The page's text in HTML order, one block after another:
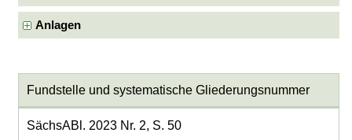
Anlagen
Fundstelle und systematische Gliederungsnummer
SächsABl. 2023 Nr. 2, S. 50